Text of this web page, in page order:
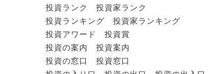
投資ランク 投資家ランク
投資ランキング 投資家ランキング
投資アワード 投資賞
投資の案内 投資案内
投資の窓口 投資窓口